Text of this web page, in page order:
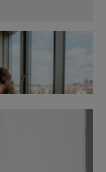
– jak na ně